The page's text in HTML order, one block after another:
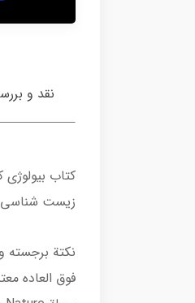
نقد و
کتاب
زیست شناسی در 250 صفحه به چاپ